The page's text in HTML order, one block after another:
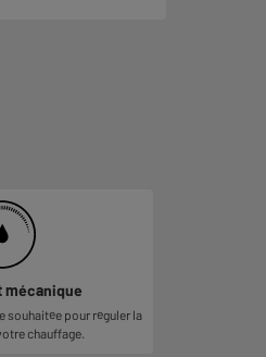
mécanique
souhaitée pour réguler la
chauffage.